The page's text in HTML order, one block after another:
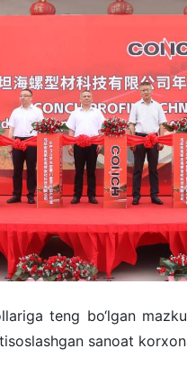
teng bo‘lgan
sanoat